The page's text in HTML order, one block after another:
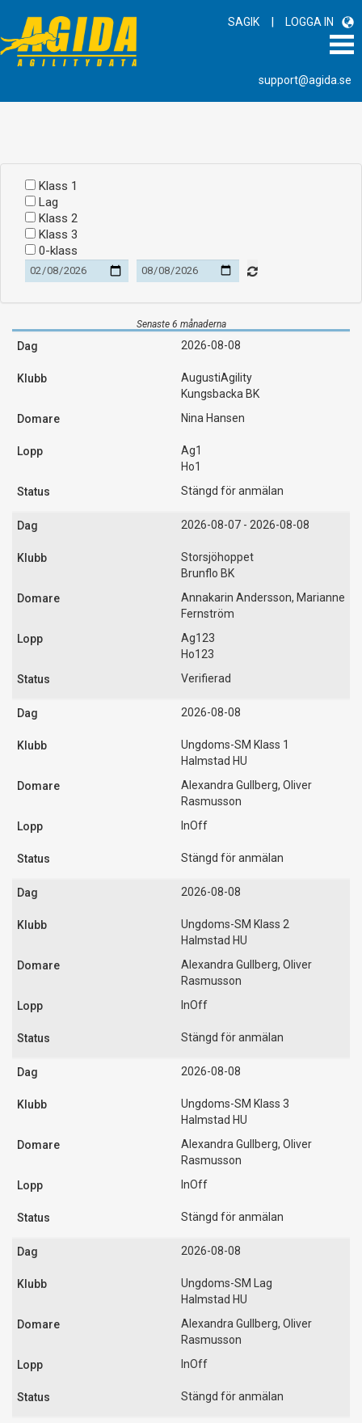
SAGIK | LOGGA IN
support@agida.se
Klass 1
Lag
Klass 2
Klass 3
0-klass
Senaste 6 månaderna
2026-08-08
AugustiAgility
Kungsbacka BK
Nina Hansen
Ag1
Ho1
Stängd för anmälan
2026-08-07 - 2026-08-08
Storsjöhoppet
Brunflo BK
Annakarin Andersson, Marianne
Fernström
Ag123
Ho123
Verifierad
2026-08-08
Ungdoms-SM Klass 1
Halmstad HU
Alexandra Gullberg, Oliver
Rasmusson
InOff
Stängd för anmälan
2026-08-08
Ungdoms-SM Klass 2
Halmstad HU
Alexandra Gullberg, Oliver
Rasmusson
InOff
Stängd för anmälan
2026-08-08
Ungdoms-SM Klass 3
Halmstad HU
Alexandra Gullberg, Oliver
Rasmusson
InOff
Stängd för anmälan
2026-08-08
Ungdoms-SM Lag
Halmstad HU
Alexandra Gullberg, Oliver
Rasmusson
InOff
Stängd för anmälan